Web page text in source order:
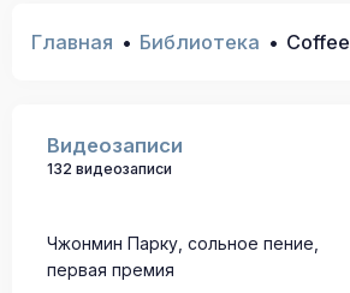
Главная Библиотека
Видеозаписи
132 видеозаписи
Чжонмин Парку, сольное пение,
первая премия